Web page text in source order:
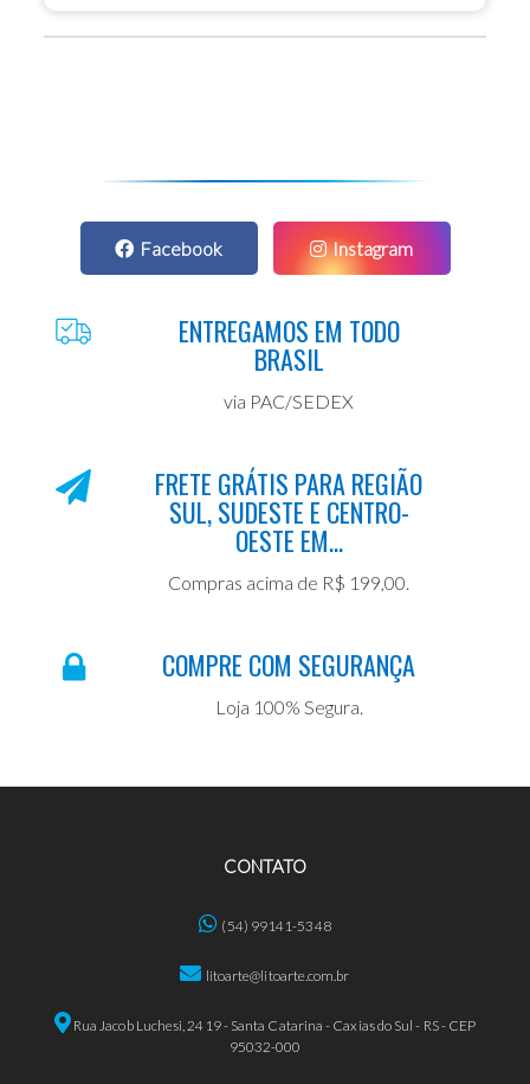
Facebook Instagram
ENTREGAMOS EM TODO
BRASIL
via PAC/SEDEX
FRETE GRÁTIS PARA REGIÃO
SUL, SUDESTE E CENTRO-
OESTE EM...
Compras acima de R$ 199,00.
COMPRE COM SEGURANÇA
Loja 100% Segura.
CONTATO
(54) 99141-5348
litoarte@litoarte.com.br
Rua Jacob Luchesi, 2419 - Santa Catarina - Caxias do Sul - RS - CEP
95032-000